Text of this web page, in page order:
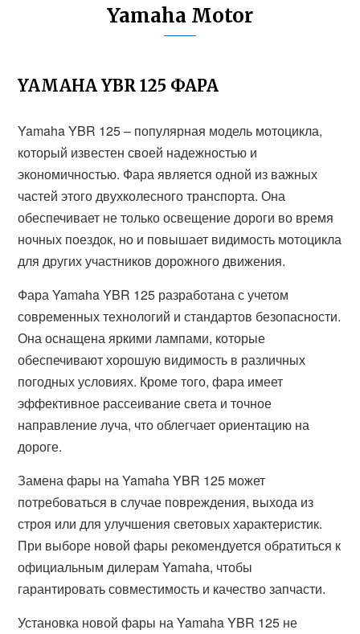
Yamaha Motor
YAMAHA YBR 125 ФАРА
Yamaha YBR 125 – популярная модель мотоцикла,
который известен своей надежностью и
экономичностью. Фара является одной из важных
частей этого двухколесного транспорта. Она
обеспечивает не только освещение дороги во время
ночных поездок, но и повышает видимость мотоцикла
для других участников дорожного движения.
Фара Yamaha YBR 125 разработана с учетом
современных технологий и стандартов безопасности.
Она оснащена яркими лампами, которые
обеспечивают хорошую видимость в различных
погодных условиях. Кроме того, фара имеет
эффективное рассеивание света и точное
направление луча, что облегчает ориентацию на
дороге.
Замена фары на Yamaha YBR 125 может
потребоваться в случае повреждения, выхода из
строя или для улучшения световых характеристик.
При выборе новой фары рекомендуется обратиться к
официальным дилерам Yamaha, чтобы
гарантировать совместимость и качество запчасти.
Установка новой фары на Yamaha YBR 125 не